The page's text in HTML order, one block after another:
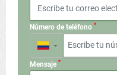
Número de teléfono *
▼
Mensaje *